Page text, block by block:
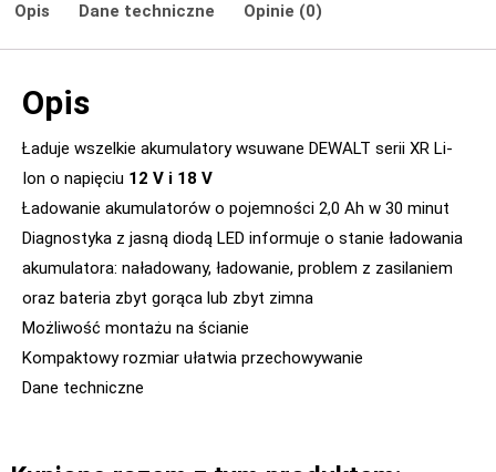
Opis Dane techniczne Opinie (0)
Opis
Ładuje wszelkie akumulatory wsuwane DEWALT serii XR Li-
Ion o napięciu 12 V i 18 V
Ładowanie akumulatorów o pojemności 2,0 Ah w 30 minut
Diagnostyka z jasną diodą LED informuje o stanie ładowania
akumulatora: naładowany, ładowanie, problem z zasilaniem
oraz bateria zbyt gorąca lub zbyt zimna
Możliwość montażu na ścianie
Kompaktowy rozmiar ułatwia przechowywanie
Dane techniczne